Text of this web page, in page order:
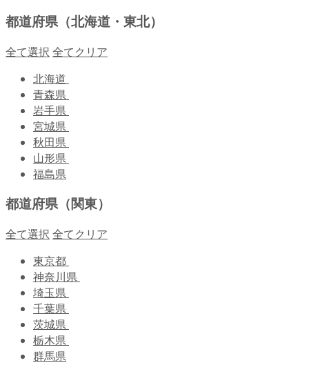
都道府県（北海道・東北）
全て選択 全てクリア
北海道
青森県
岩手県
宮城県
秋田県
山形県
福島県
都道府県（関東）
全て選択 全てクリア
東京都
神奈川県
埼玉県
千葉県
茨城県
栃木県
群馬県